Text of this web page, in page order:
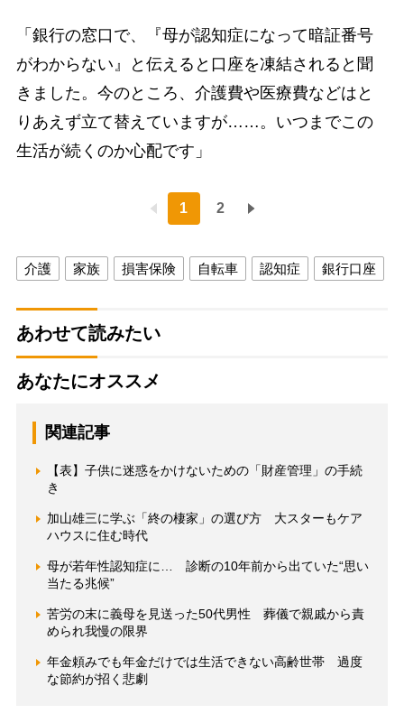
「銀行の窓口で、『母が認知症になって暗証番号
がわからない』と伝えると口座を凍結されると聞
きました。今のところ、介護費や医療費などはと
りあえず立て替えていますが……。いつまでこの
生活が続くのか心配です」
1 2
介護 家族 損害保険 自転車 認知症 銀行口座
あわせて読みたい
あなたにオススメ
関連記事
【表】子供に迷惑をかけないための「財産管理」の手続
き
加山雄三に学ぶ「終の棲家」の選び方 大スターもケア
ハウスに住む時代
母が若年性認知症に… 診断の10年前から出ていた“思い
当たる兆候”
苦労の末に義母を見送った50代男性 葬儀で親戚から責
められ我慢の限界
年金頼みでも年金だけでは生活できない高齢世帯 過度
な節約が招く悲劇